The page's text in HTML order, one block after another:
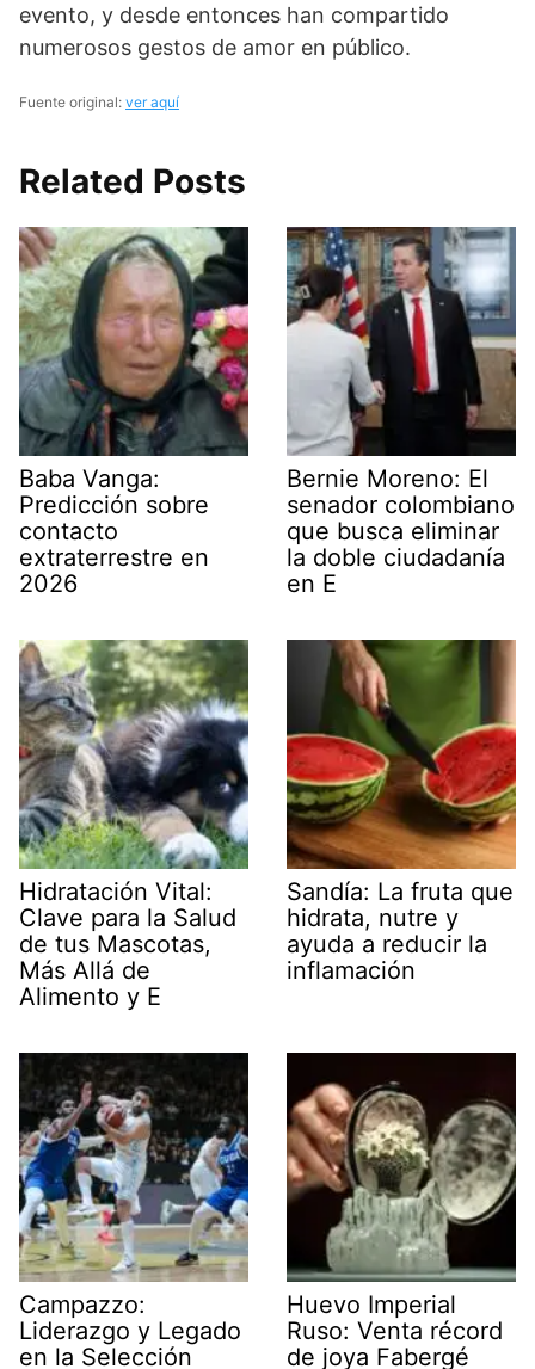
evento, y desde entonces han compartido
numerosos gestos de amor en público.
Fuente original: ver aquí
Related Posts
Baba Vanga:
Predicción sobre
contacto
extraterrestre en
2026
Bernie Moreno: El
senador colombiano
que busca eliminar
la doble ciudadanía
en E
Hidratación Vital:
Clave para la Salud
de tus Mascotas,
Más Allá de
Alimento y E
Sandía: La fruta que
hidrata, nutre y
ayuda a reducir la
inflamación
Campazzo:
Liderazgo y Legado
en la Selección
Huevo Imperial
Ruso: Venta récord
de joya Fabergé